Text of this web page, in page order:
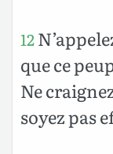
12
que ce
Ne
soyez pas